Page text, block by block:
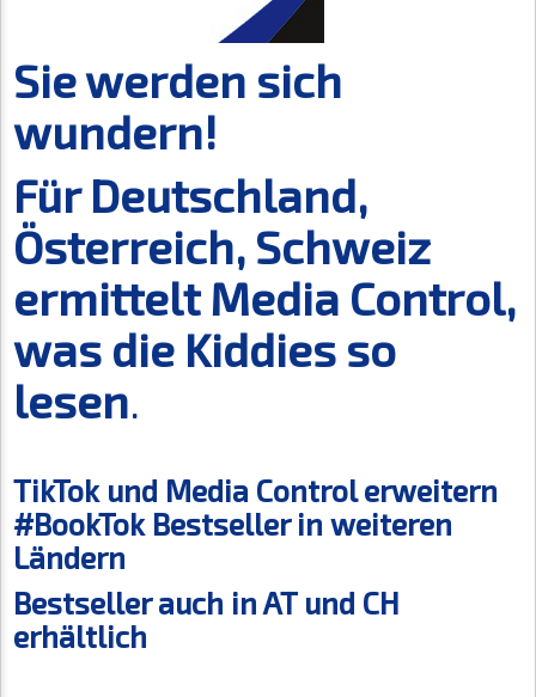
Sie werden sich
wundern!
Für Deutschland,
Österreich, Schweiz
ermittelt Media Control,
was die Kiddies so
lesen.
TikTok und Media Control erweitern
#BookTok Bestseller in weiteren
Ländern
Bestseller auch in AT und CH
erhältlich